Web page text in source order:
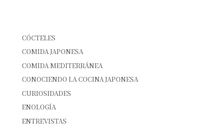
CÓCTELES
COMIDA JAPONESA
COMIDA MEDITERRÁNEA
CONOCIENDO LA COCINA JAPONESA
CURIOSIDADES
ENOLOGÍA
ENTREVISTAS